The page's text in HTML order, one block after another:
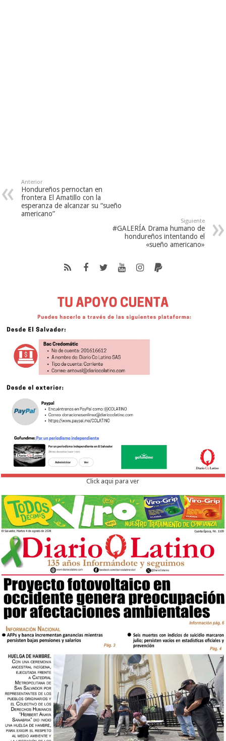
Anterior
Hondureños pernoctan en
frontera El Amatillo con la
esperanza de alcanzar su “sueño
americano”
Siguiente
#GALERÍA Drama humano de
hondureños intentando el
«sueño americano»
Click aqui para ver